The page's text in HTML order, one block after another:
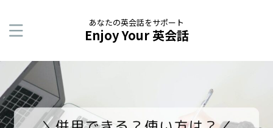
あなたの英会話をサポート
Enjoy Your 英会話